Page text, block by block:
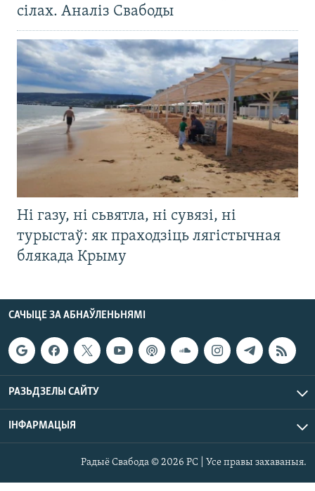
сілах. Аналіз Свабоды
Ні газу, ні сьвятла, ні сувязі, ні
турыстаў: як праходзіць лягістычная
блякада Крыму
САЧЫЦЕ ЗА АБНАЎЛЕНЬНЯМІ
РАЗЬДЗЕЛЫ САЙТУ
ІНФАРМАЦЫЯ
Радыё Свабода © 2026 РС | Усе правы захаваныя.